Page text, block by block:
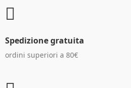
Spedizione gratuita
ordini superiori a 80€